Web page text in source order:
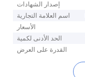
إصدار الشهادات
اسم العلامة التجارية
الأسعار
الحد الأدنى لكمية
القدرة على العرض